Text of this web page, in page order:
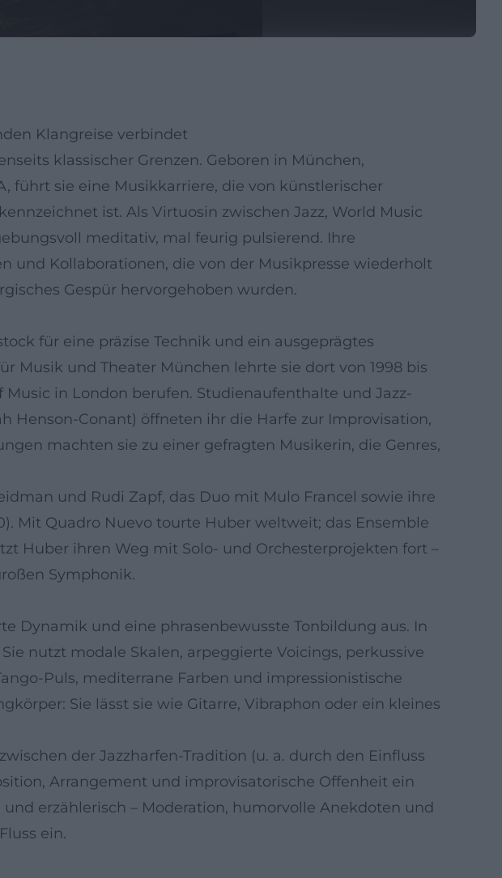
Klangreise verbindet
klassischer Grenzen. Geboren in München,
führt sie eine Musikkarriere, die von künstlerischer
ist. Als Virtuosin zwischen Jazz, World Music
meditativ, mal feurig pulsierend. Ihre
und Kollaborationen, die von der Musikpresse wiederholt
Gespür hervorgehoben wurden.
für eine präzise Technik und ein ausgeprägtes
Musik und Theater München lehrte sie dort von 1998 bis
in London berufen. Studienaufenthalte und Jazz-
Henson-Conant) öffneten ihr die Harfe zur Improvisation,
machten sie zu einer gefragten Musikerin, die Genres,
und Rudi Zapf, das Duo mit Mulo Francel sowie ihre
Mit Quadro Nuevo tourte Huber weltweit; das Ensemble
Huber ihren Weg mit Solo- und Orchesterprojekten fort –
Symphonik.
Dynamik und eine phrasenbewusste Tonbildung aus. In
nutzt modale Skalen, arpeggierte Voicings, perkussive
Puls, mediterrane Farben und impressionistische
Sie lässt sie wie Gitarre, Vibraphon oder ein kleines
der Jazzharfen-Tradition (u. a. durch den Einfluss
Arrangement und improvisatorische Offenheit ein
erzählerisch – Moderation, humorvolle Anekdoten und
ein.